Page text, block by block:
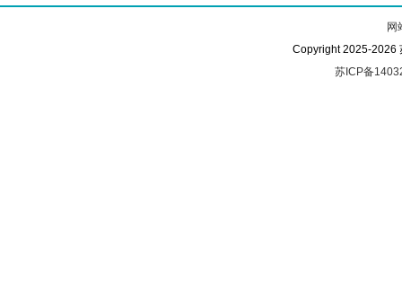
网
Copyright 2025-2026
苏ICP备